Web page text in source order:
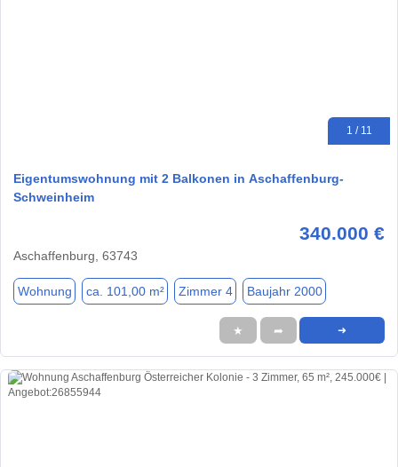
1 / 11
Eigentumswohnung mit 2 Balkonen in Aschaffenburg-
Schweinheim
340.000 €
Aschaffenburg, 63743
Wohnung ca. 101,00 m² Zimmer 4 Baujahr 2000
★ ➦ ➜